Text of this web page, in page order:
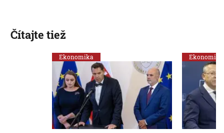
Čítajte tiež
Ekonomika Ekonomika